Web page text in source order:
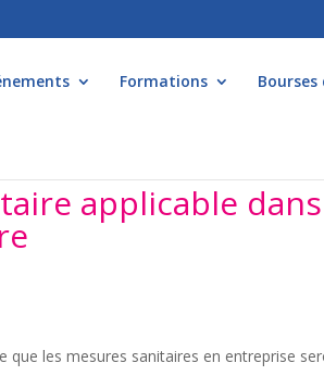
Formations Bourses
applicable dans
que les mesures sanitaires en entreprise